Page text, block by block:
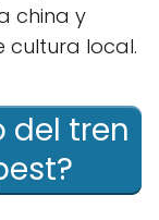
china y
cultura local.
del tren